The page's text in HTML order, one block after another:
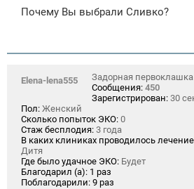
б
и
Почему Вы выбрали Сливко?
Elena-lena555
Задорная первоклашка
Сообщения: 450
Зарегистрирован: 30
Пол: Женский
Сколько попыток ЭКО: 0
Стаж бесплодия: 3 года
В каких клиниках проводилось
Дитя
Где было удачное ЭКО: Будет
Благодарил (а): 1 раз
Поблагодарили: 9 раз